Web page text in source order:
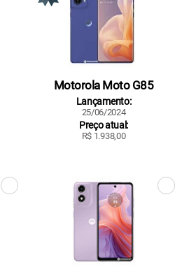
Motorola Moto G85
Lançamento:
25/06/2024
Preço atual:
R$ 1.938,00